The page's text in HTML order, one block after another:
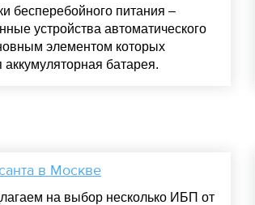
бесперебойного питания –
устройства автоматического
элементом которых
аккумуляторная батарея.
в Москве
на выбор несколько ИБП от